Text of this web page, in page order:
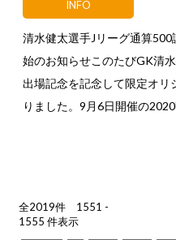
INFO
清水健太選手Jリーグ通算
始のお知らせこのたびGK清
出場記念を記念して限定オリ
りました。9月6日開催の
全2019件 1551 -
1555 件表示